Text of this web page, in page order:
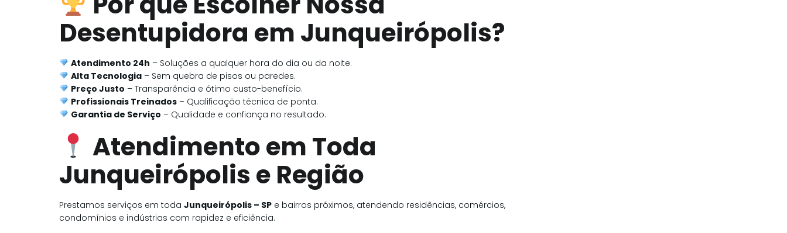
Desentupidora em Junqueirópolis?
Atendimento 24h – Soluções a qualquer hora do dia ou da noite.
Alta Tecnologia– Sem quebra de pisos ou paredes.
Preço Justo – Transparência e ótimo custo-benefício.
Profissionais Treinados– Qualificação técnica de ponta.
Garantia de Serviço – Qualidade e confiança no resultado.
Atendimento em Toda
Junqueirópolis e Região
Prestamos serviços em toda Junqueirópolis – SP e bairros próximos, atendendo residências, comércios,
condomínios e indústrias com rapidez e eficiência.